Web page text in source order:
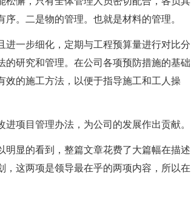
。二是物的管理。也就是材料的管理。
一步细化，定期与工程预算量进行对比分
研究和管理。在公司各项预防措施的基础
效的施工方法，以便于指导施工和工人操
项目管理办法，为公司的发展作出贡献。
显的看到，整篇文章花费了大篇幅在描述
，这两项是领导最在乎的两项内容，所以在